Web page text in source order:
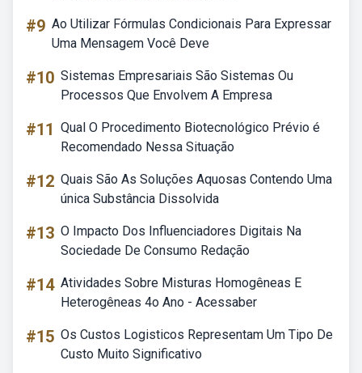
#9 Ao Utilizar Fórmulas Condicionais Para Expressar
Uma Mensagem Você Deve
#10 Sistemas Empresariais São Sistemas Ou
Processos Que Envolvem A Empresa
#11 Qual O Procedimento Biotecnológico Prévio é
Recomendado Nessa Situação
#12 Quais São As Soluções Aquosas Contendo Uma
única Substância Dissolvida
#13 O Impacto Dos Influenciadores Digitais Na
Sociedade De Consumo Redação
#14 Atividades Sobre Misturas Homogêneas E
Heterogêneas 4o Ano - Acessaber
#15 Os Custos Logisticos Representam Um Tipo De
Custo Muito Significativo